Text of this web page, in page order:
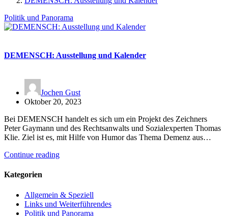
Politik und Panorama
DEMENSCH: Ausstellung und Kalender
Jochen Gust
Oktober 20, 2023
Bei DEMENSCH handelt es sich um ein Projekt des Zeichners
Peter Gaymann und des Rechtsanwalts und Sozialexperten Thomas
Klie. Ziel ist es, mit Hilfe von Humor das Thema Demenz aus…
Continue reading
Kategorien
Allgemein & Speziell
Links und Weiterführendes
Politik und Panorama